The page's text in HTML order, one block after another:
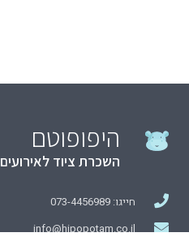
היפופוטם
השכרת ציוד לאירועים
חייגו: 073-4456989
info@hipopotam.co.il